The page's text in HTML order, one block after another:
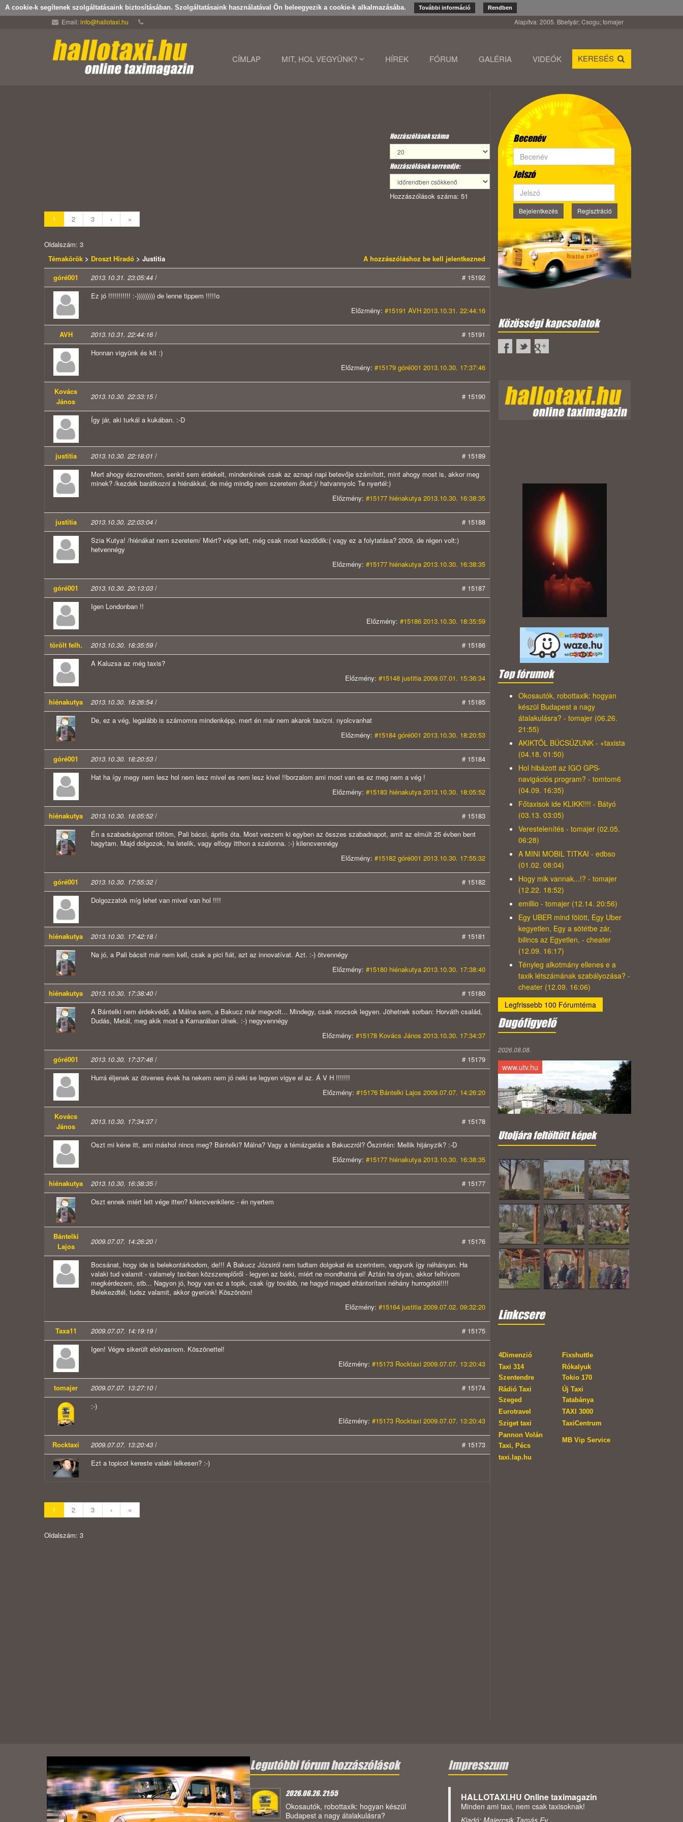
A cookie-k segítenek szolgáltatásaink biztosításában. Szolgáltatásaink használatával Ön beleegyezik a cookie-k alkalmazásába. További információ Rendben
Email:info@hallotaxi.hu Alapítva: 2005. Bbetyár; Csogu; tomajer
CÍMLAP MIT, HOL VEGYÜNK? HÍREK FÓRUM GALÉRIA VIDEÓK KERESÉS
Hozzászólások száma
Hozzászólások sorrendje:
Hozzászólások száma: 51
1 2 3 › »
Oldalszám: 3
Témakörök > Droszt Híradó > Justitia
A hozzászóláshoz be kell jelentkezned
góré001
2013.10.31. 23:05:44 /
# 15192
Ez jó !!!!!!!!!!! :-))))))))) de lenne tippem !!!!!o
Előzmény: #15191 AVH 2013.10.31. 22:44:16
AVH 2013.10.31. 22:44:16/
# 15191
Honnan vigyünk és kit :)
Előzmény: #15179 góré001 2013.10.30. 17:37:46
Kovács
János
2013.10.30. 22:33:15/ # 15190
Így jár, aki turkál a kukában. :-D
justitia 2013.10.30. 22:18:01 /
# 15189
Mert ahogy észrevettem, senkit sem érdekelt, mindenkinek csak az aznapi napi betevője számított, mint ahogy most is, akkor meg
minek? /kezdek barátkozni a hiénákkal, de még mindig nem szeretem őket:)/ hatvannyolc Te nyertél:)
Előzmény: #15177 hiénakutya 2013.10.30. 16:38:35
justitia 2013.10.30. 22:03:04 /
# 15188
Szia Kutya! /hiénákat nem szeretem/ Miért? vége lett, még csak most kezdődik:( vagy ez a folytatása? 2009, de régen volt:)
hetvennégy
Előzmény: #15177 hiénakutya 2013.10.30. 16:38:35
góré001 2013.10.30. 20:13:03 /
# 15187
Igen Londonban !!
Előzmény: #15186 2013.10.30. 18:35:59
törölt felh. 2013.10.30. 18:35:59 /
# 15186
A Kaluzsa az még taxis?
Előzmény: #15148 justitia 2009.07.01. 15:36:34
hiénakutya 2013.10.30. 18:26:54 /
# 15185
De, ez a vég, legalább is számomra mindenképp, mert én már nem akarok taxizni. nyolcvanhat
Előzmény: #15184 góré001 2013.10.30. 18:20:53
góré001 2013.10.30. 18:20:53 /
# 15184
Hat ha így megy nem lesz hol nem lesz mivel es nem lesz kivel !!borzalom ami most van es ez meg nem a vég !
Előzmény: #15183 hiénakutya 2013.10.30. 18:05:52
hiénakutya 2013.10.30. 18:05:52/
# 15183
Én a szabadságomat töltöm, Pali bácsi, április óta. Most veszem ki egyben az összes szabadnapot, amit az elmúlt 25 évben bent
hagytam. Majd dolgozok, ha letelik, vagy elfogy itthon a szalonna. :-) kilencvennégy
Előzmény: #15182 góré001 2013.10.30. 17:55:32
góré001 2013.10.30. 17:55:32/
# 15182
Dolgozzatok míg lehet van mivel van hol !!!!
hiénakutya 2013.10.30. 17:42:18 /
# 15181
Na jó, a Pali bácsit már nem kell, csak a pici fiát, azt az innovatívat. Azt. :-) ötvennégy
Előzmény: #15180 hiénakutya 2013.10.30. 17:38:40
hiénakutya 2013.10.30. 17:38:40 /
# 15180
A Bántelki nem érdekvédő, a Málna sem, a Bakucz már megvolt... Mindegy, csak mocsok legyen. Jöhetnek sorban: Horváth család,
Dudás, Metál, meg akik most a Kamarában ülnek. :-) negyvennégy
Előzmény: #15178 Kovács János 2013.10.30. 17:34:37
góré001 2013.10.30. 17:37:46/
# 15179
Hurrá éljenek az ötvenes évek ha nekem nem jó neki se legyen vigye el az. Á V H !!!!!!!
Előzmény: #15176 Bántelki Lajos 2009.07.07. 14:26:20
Kovács
János
2013.10.30. 17:34:37/ # 15178
Oszt mi kéne itt, ami máshol nincs meg? Bántelki? Málna? Vagy a témázgatás a Bakuczról? Őszintén: Mellik hijányzik? :-D
Előzmény: #15177 hiénakutya 2013.10.30. 16:38:35
hiénakutya 2013.10.30. 16:38:35/
# 15177
Oszt ennek miért lett vége itten? kilencvenkilenc - én nyertem
Bántelki
Lajos
2009.07.07. 14:26:20 / # 15176
Bocsánat, hogy ide is belekontárkodom, de!!! A Bakucz Józsiról nem tudtam dolgokat és szerintem, vagyunk így néhányan. Ha
valaki tud valamit - valamely taxiban közszereplőről - legyen az bárki, miért ne mondhatná el! Aztán ha olyan, akkor felhívom
megkérdezem, stb... Nagyon jó, hogy van ez a topik, csak így tovább, ne hagyd magad eltántorítani néhány hurrogótól!!!!
Belekezdtél, tudsz valamit, akkor gyerünk! Köszönöm!
Előzmény: #15164 justitia 2009.07.02. 09:32:20
Taxa11 2009.07.07. 14:19:19 /
# 15175
Igen! Végre sikerült elolvasnom. Köszönettel!
Előzmény: #15173 Rocktaxi 2009.07.07. 13:20:43
tomajer 2009.07.07. 13:27:10 /
# 15174
:-)
Előzmény: #15173 Rocktaxi 2009.07.07. 13:20:43
Rocktaxi 2009.07.07. 13:20:43 /
# 15173
Ezt a topicot kereste valaki lelkesen? :-)
1 2 3 › »
Oldalszám: 3
Becenév
Jelszó
Bejelentkezés Regisztráció
Közösségi kapcsolatok
Top fórumok
Okosautók, robottaxik: hogyan
készül Budapest a nagy
átalakulásra? - tomajer (06.26.
21:55)
AKIKTŐL BÚCSÚZUNK - +taxista
(04.18. 01:50)
Hol hibázott az IGO GPS-
navigációs program? - tomtom6
(04.09. 16:35)
Főtaxisok ide KLIKK!!!! - Bátyó
(03.13. 03:05)
Verestelenítés - tomajer (02.05.
06:28)
A MINI MOBIL TITKAI - edbso
(01.02. 08:04)
Hogy mik vannak...!? - tomajer
(12.22. 18:52)
emillio - tomajer (12.14. 20:56)
Egy UBER mind fölött, Egy Uber
kegyetlen, Egy a sötétbe zár,
bilincs az Egyetlen, - cheater
(12.09. 16:17)
Tényleg alkotmány ellenes e a
taxik létszámának szabályozása? -
cheater (12.09. 16:06)
Legfrissebb 100 Fórumtéma
Dugófigyelő
2026.08.08.
www.utv.hu
Utoljára feltöltött képek
Linkcsere
4Dimenzió
Fixshuttle
Taxi 314
Szentendre
Rókalyuk
Tokio 170
Rádió Taxi
Szeged
Új Taxi
Tatabánya
Eurotravel
TAXI 3000
Sziget taxi
TaxiCentrum
Pannon Volán
Taxi, Pécs
MB Vip Service
taxi.lap.hu
Legutóbbi fórum hozzászólások
2026.06.26. 21:55
Okosautók, robottaxik: hogyan készül
Budapest a nagy átalakulásra?
Impresszum
HALLOTAXI.HU Online taximagazin
Minden ami taxi, nem csak taxisoknak!